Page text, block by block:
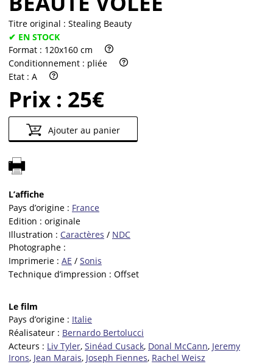
Titre original : Stealing Beauty
✔ EN STOCK
Format : 120x160 cm
Conditionnement : pliée
Etat : A
Prix : 25€
Ajouter au panier
L’affiche
Pays d’origine : France
Edition : originale
Illustration : Caractères / NDC
Photographe :
Imprimerie : AE / Sonis
Technique d’impression : Offset
Le film
Pays d’origine : Italie
Réalisateur : Bernardo Bertolucci
Acteurs : Liv Tyler, Sinéad Cusack, Donal McCann, Jeremy
Irons, Jean Marais, Joseph Fiennes, Rachel Weisz